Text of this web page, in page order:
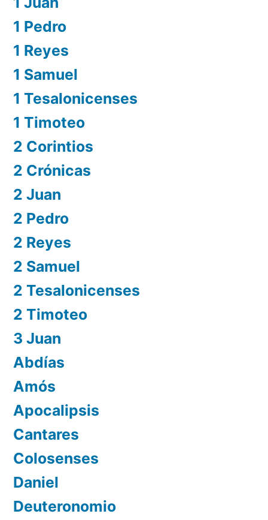
1 Pedro
1 Reyes
1 Samuel
1 Tesalonicenses
1 Timoteo
2 Corintios
2 Crónicas
2 Juan
2 Pedro
2 Reyes
2 Samuel
2 Tesalonicenses
2 Timoteo
3 Juan
Abdías
Amós
Apocalipsis
Cantares
Colosenses
Daniel
Deuteronomio